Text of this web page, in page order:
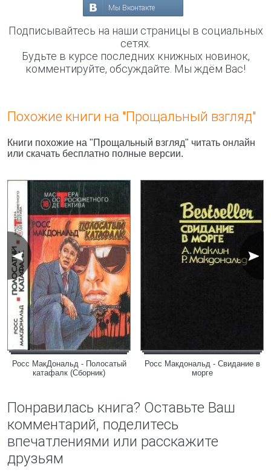
Мы Вконтакте
Подписывайтесь на наши страницы в социальных
сетях.
Будьте в курсе последних книжных новинок,
комментируйте, обсуждайте. Мы ждём Вас!
Похожие книги на "Прощальный взгляд"
Книги похожие на "Прощальный взгляд" читать онлайн
или скачать бесплатно полные версии.
Росс МакДональд - Полосатый
катафалк (Сборник)
Росс Макдональд - Свидание в
морге
Понравилась книга? Оставьте Ваш
комментарий, поделитесь
впечатлениями или расскажите
друзьям